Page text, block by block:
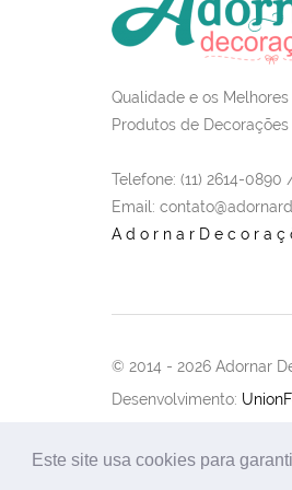
Este site usa cookies para
Qualidade e os
Produtos de Decorações
Telefone: (11) 2614-
Email :
© 2014 - 2026 Adornar
Desenvolvimento: